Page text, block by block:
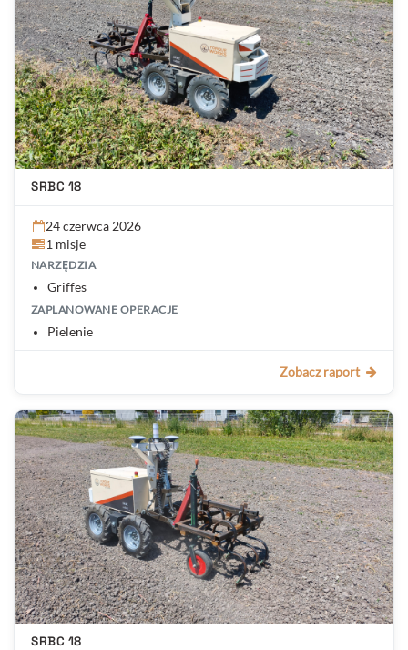
SRBC 18
24 czerwca 2026
1 misje
NARZĘDZIA
Griffes
ZAPLANOWANE OPERACJE
Pielenie
Zobacz raport
SRBC 18